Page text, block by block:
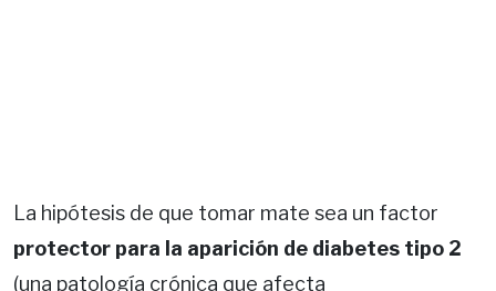
La hipótesis de que tomar mate sea un factor
protector para la aparición de diabetes tipo 2
(una patología crónica que afecta